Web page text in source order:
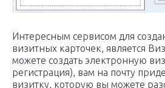
Интересным сервисом для
визитных карточек, является
можете создать электронную
регистрация), вам на почту
визитку, которую вы можете